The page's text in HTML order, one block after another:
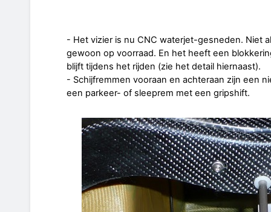
- Het vizier is nu CNC waterjet-gesneden. Niet
gewoon op voorraad. En het heeft een
blijft tijdens het rijden (zie het detail hiernaast).
- Schijfremmen vooraan en achteraan zijn een
een parkeer- of sleeprem met een gripshift.